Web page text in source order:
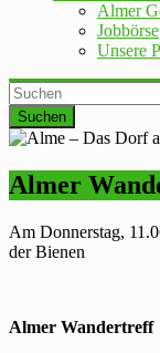
Almer
Jobbörse
Unsere
Almer
Am Donnerstag,
der Bienen
Almer Wandertreff